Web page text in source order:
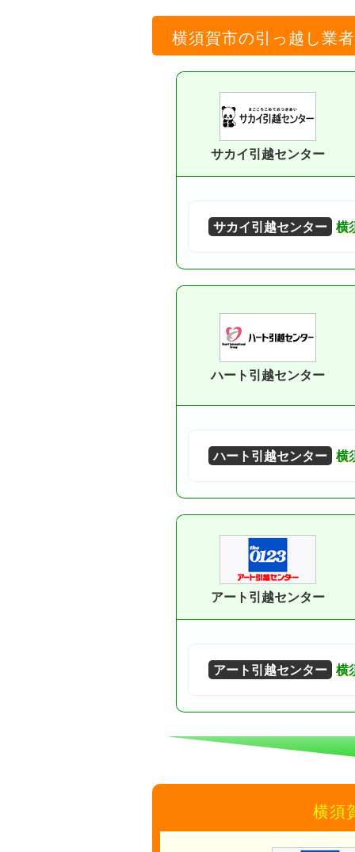
横須賀市の引っ越し業
サカイ引越センター
サカイ引越センター 横
ハート引越センター
ハート引越センター 横
アート引越センター
アート引越センター 横
横須